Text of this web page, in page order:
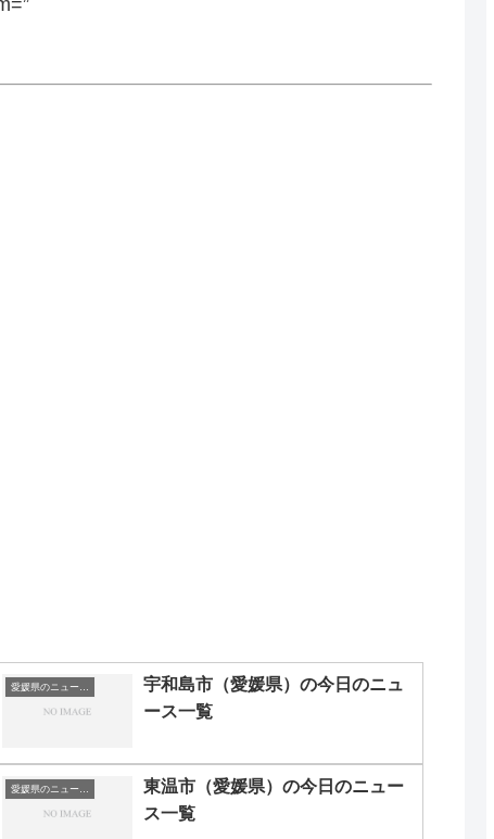
愛媛県のニュース一覧
宇和島市（愛媛県）の今日のニュ
ース一覧
愛媛県のニュース一覧
東温市（愛媛県）の今日のニュー
ス一覧